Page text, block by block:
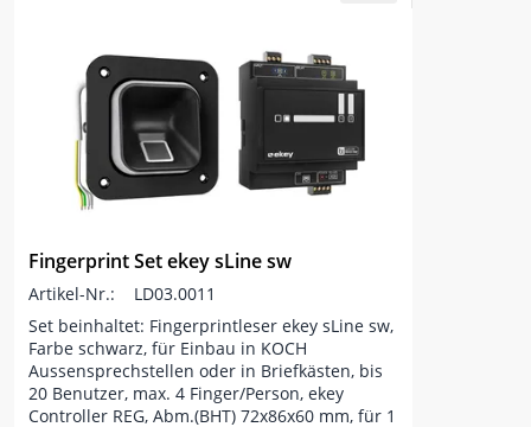
Fingerprint Set ekey sLine sw
Artikel-Nr.:
LD03.0011
Set beinhaltet: Fingerprintleser ekey sLine sw,
Farbe schwarz, für Einbau in KOCH
Aussensprechstellen oder in Briefkästen, bis
20 Benutzer, max. 4 Finger/Person, ekey
Controller REG, Abm.(BHT) 72x86x60 mm, für 1